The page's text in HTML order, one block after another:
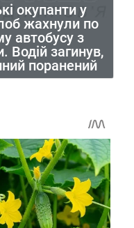
окупанти у
жахнули по
автобусу з
Водій загинув,
поранений